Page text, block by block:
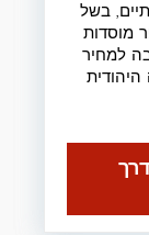
בשל
מוסדות
למחיר